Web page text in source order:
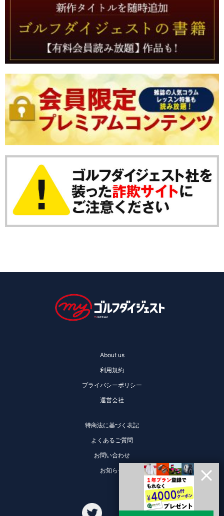
About us
利用規約
プライバシーポリシー
運営会社
特商法に基づく表記
よくあるご質問
お問い合わせ
お知らせ